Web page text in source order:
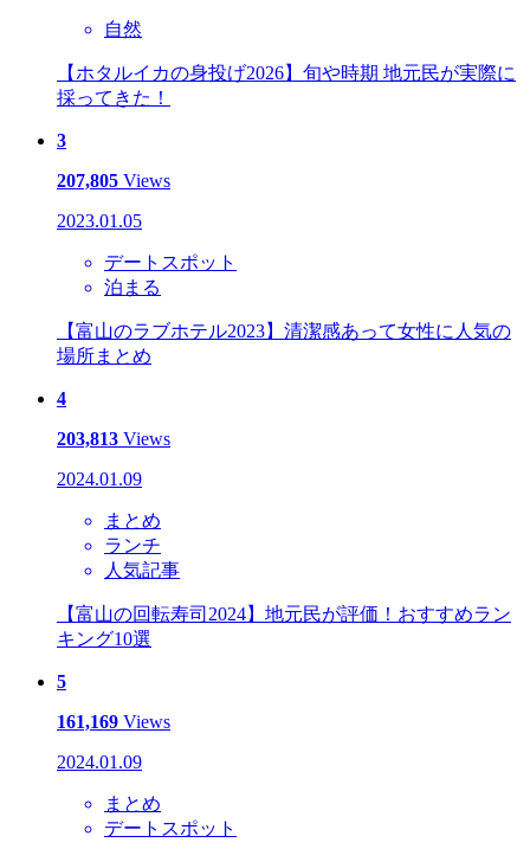
自然
【ホタルイカの身投げ2026】旬や時期 地元民が実際に
採ってきた！
3
207,805 Views
2023.01.05
デートスポット
泊まる
【富山のラブホテル2023】清潔感あって女性に人気の
場所まとめ
4
203,813 Views
2024.01.09
まとめ
ランチ
人気記事
【富山の回転寿司2024】地元民が評価！おすすめラン
キング10選
5
161,169 Views
2024.01.09
まとめ
デートスポット